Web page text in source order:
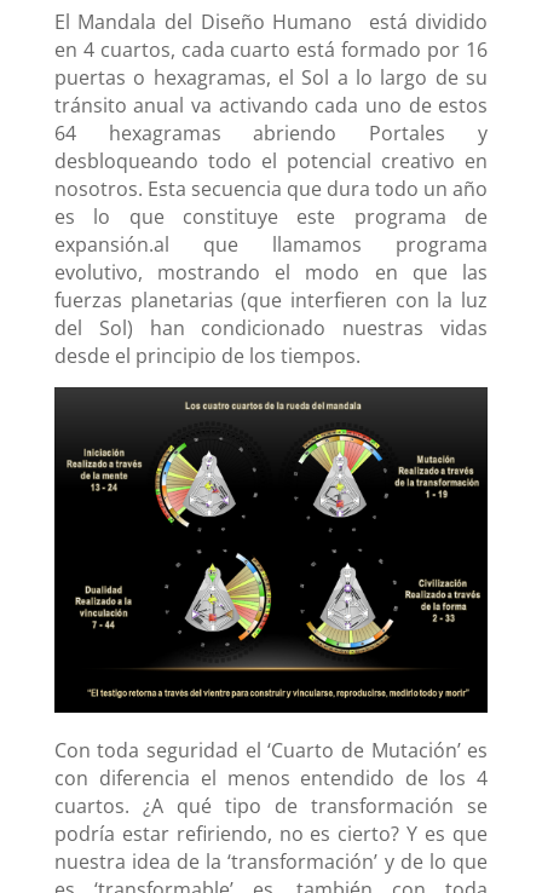
El Mandala del Diseño Humano está dividido
en 4 cuartos, cada cuarto está formado por 16
puertas o hexagramas, el Sol a lo largo de su
tránsito anual va activando cada uno de estos
64 hexagramas abriendo Portales y
desbloqueando todo el potencial creativo en
nosotros. Esta secuencia que dura todo un año
es lo que constituye este programa de
expansión.al que llamamos programa
evolutivo, mostrando el modo en que las
fuerzas planetarias (que interfieren con la luz
del Sol) han condicionado nuestras vidas
desde el principio de los tiempos.
Con toda seguridad el ‘Cuarto de Mutación’ es
con diferencia el menos entendido de los 4
cuartos. ¿A qué tipo de transformación se
podría estar refiriendo, no es cierto? Y es que
nuestra idea de la ‘transformación’ y de lo que